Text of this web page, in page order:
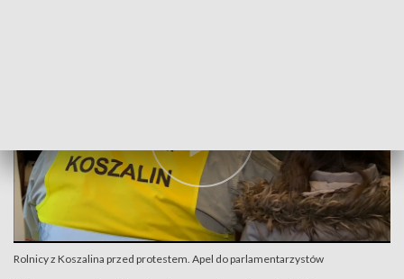
Rolnicy z Koszalina przed protestem. Apel do parlamentarzystów